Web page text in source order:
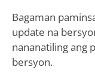
Bagaman
update na
nananatiling ang
bersyon.